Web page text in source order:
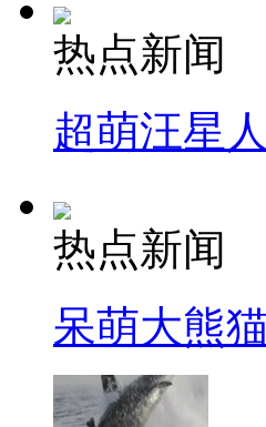
热点新闻
超萌汪星
热点新闻
呆萌大熊